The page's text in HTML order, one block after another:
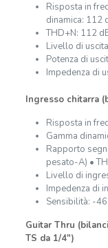
Risposta in
dinamica: 112
THD+N: 112
Livello di
Potenza di
Impedenza di
Ingresso chitarra
Risposta in
Gamma
Rapporto
pesato-A) •
Livello di
Impedenza di
Sensibilità: -
Guitar Thru
TS da 1/4″)